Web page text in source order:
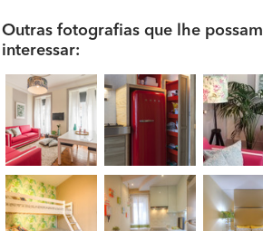
Outras fotografias que lhe possam
interessar: